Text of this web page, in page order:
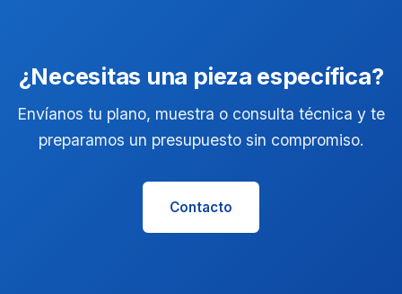
¿Necesitas una pieza específica?
Envíanos tu plano, muestra o consulta técnica y te
preparamos un presupuesto sin compromiso.
Contacto